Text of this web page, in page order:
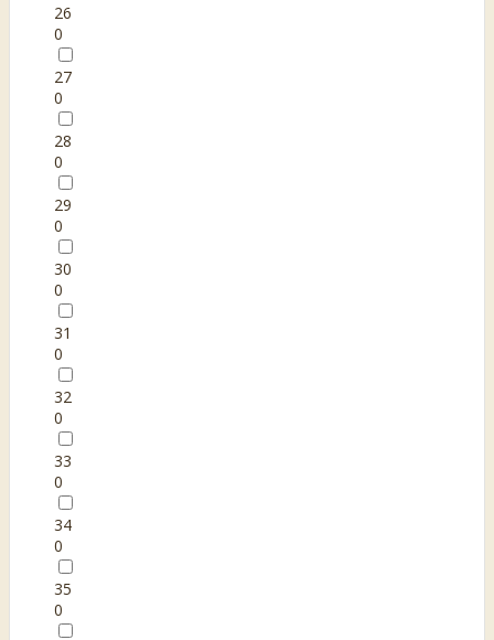
26
0
27
0
28
0
29
0
30
0
31
0
32
0
33
0
34
0
35
0